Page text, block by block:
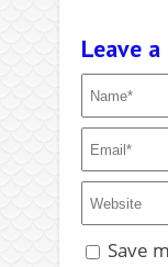
Leave a
Save